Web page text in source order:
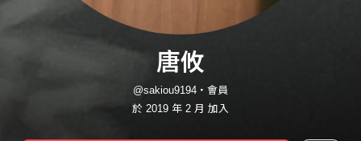
唐攸
@sakiou9194・會員
於 2019 年 2 月 加入